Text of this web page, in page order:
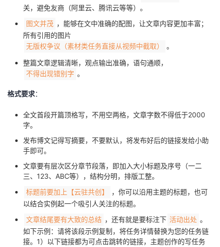
关，避免友商（阿里云、腾讯云等等）。
图文并茂 ，能够在文中准确的配图，让文章内容更加丰富；
所有引用的图片
无版权争议（素材类任务直接从视频中截取）
。
整篇文章逻辑清晰，观点输出准确，语句通顺，
不得出现错别字 。
格式要求：
全文首段开篇顶格写，不用空两格，文章字数不得低于2000
字。
发布博文记得写摘要，不要默认，将发布好后的链接发给小助
手即可。
文章要有层次区分章节段落，即加入大小标题及序号（一二
三、123、ABC等），结构分明，排版工整。
标题前要加上【云驻共创】
，你可以沿用主题的标题，也可
以结合实例起一个吸引人关注的标题。
文章结尾要有大致的总结 ，还有就是要标注下 活动出处 。
如下示例：请将该段示例复制，将任务详情替换为您的任务链
接。1）以下链接都为可点击跳转的链接，主题创作的写任务